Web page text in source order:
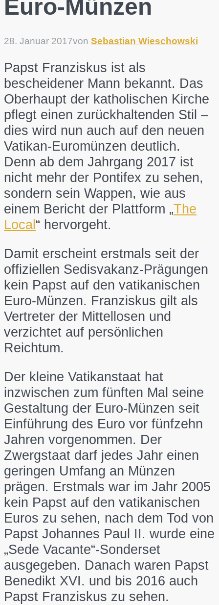
Euro-Münzen
28. Januar 2017von Sebastian Wieschowski
Papst Franziskus ist als
bescheidener Mann bekannt. Das
Oberhaupt der katholischen Kirche
pflegt einen zurückhaltenden Stil –
dies wird nun auch auf den neuen
Vatikan-Euromünzen deutlich.
Denn ab dem Jahrgang 2017 ist
nicht mehr der Pontifex zu sehen,
sondern sein Wappen, wie aus
einem Bericht der Plattform „The
Local“ hervorgeht.
Damit erscheint erstmals seit der
offiziellen Sedisvakanz-Prägungen
kein Papst auf den vatikanischen
Euro-Münzen. Franziskus gilt als
Vertreter der Mittellosen und
verzichtet auf persönlichen
Reichtum.
Der kleine Vatikanstaat hat
inzwischen zum fünften Mal seine
Gestaltung der Euro-Münzen seit
Einführung des Euro vor fünfzehn
Jahren vorgenommen. Der
Zwergstaat darf jedes Jahr einen
geringen Umfang an Münzen
prägen. Erstmals war im Jahr 2005
kein Papst auf den vatikanischen
Euros zu sehen, nach dem Tod von
Papst Johannes Paul II. wurde eine
„Sede Vacante“-Sonderset
ausgegeben. Danach waren Papst
Benedikt XVI. und bis 2016 auch
Papst Franziskus zu sehen.